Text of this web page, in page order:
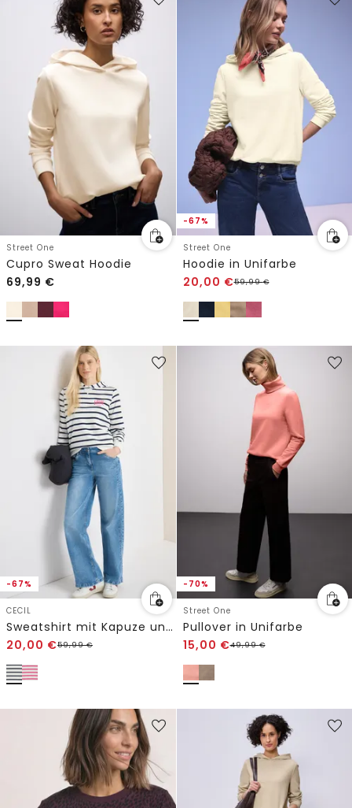
Street One
Cupro Sweat Hoodie
69,99 €
-67%
Street One
Hoodie in Unifarbe
20,00 €59,99€
-67%
CECIL
Sweatshirt mit Kapuze und Chestprint
20,00 €59,99€
-70%
Street One
Pullover in Unifarbe
15,00 €49,99€